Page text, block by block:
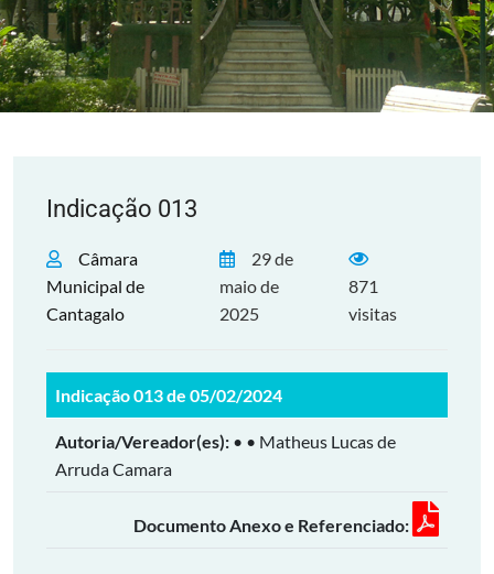
Indicação 013
Câmara
Municipal de
Cantagalo
29 de
maio de
2025
871
visitas
Indicação 013 de 05/02/2024
Autoria/Vereador(es): • • Matheus Lucas de
Arruda Camara
Documento Anexo e Referenciado: